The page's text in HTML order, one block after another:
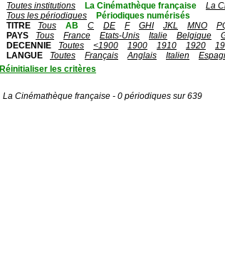
Toutes institutions
La Cinémathèque française La
Tous les périodiques
Périodiques numérisés
TITRE
Tous AB C DE F GHI JKL MNO
PAYS
Tous France Etats-Unis Italie Belgique
DECENNIE
Toutes <1900 1900 1910 1920
LANGUE
Toutes Français Anglais Italien
Réinitialiser les critères
La Cinémathèque française - 0 périodiques sur 639